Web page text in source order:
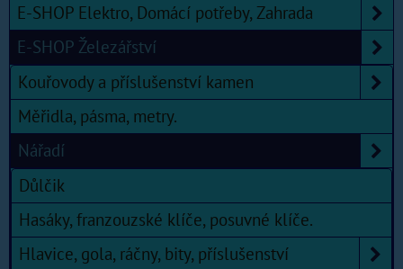
E-SHOP Elektro, Domácí potřeby, Zahrada
E-SHOP Železářství
Kouřovody a příslušenství kamen
Měřidla, pásma, metry.
Nářadí
Důlčik
Hasáky, franzouzské klíče, posuvné klíče.
Hlavice, gola, ráčny, bity, příslušenství